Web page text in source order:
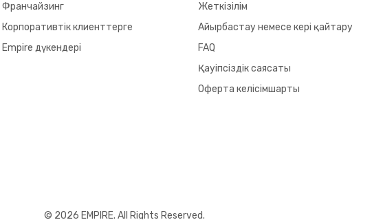
Франчайзинг
Корпоративтік клиенттерге
Empire дүкендері
Жеткізілім
Айырбастау немесе кері қайтару
FAQ
Қауіпсіздік саясаты
Оферта келісімшарты
© 2026 EMPIRE. All Rights Reserved.